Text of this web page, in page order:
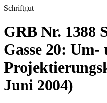
Schriftgut
GRB Nr. 1388
Gasse 20: Um-
Juni 2004)